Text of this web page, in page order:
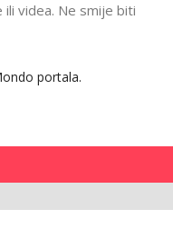
videa. Ne smije biti
portala.